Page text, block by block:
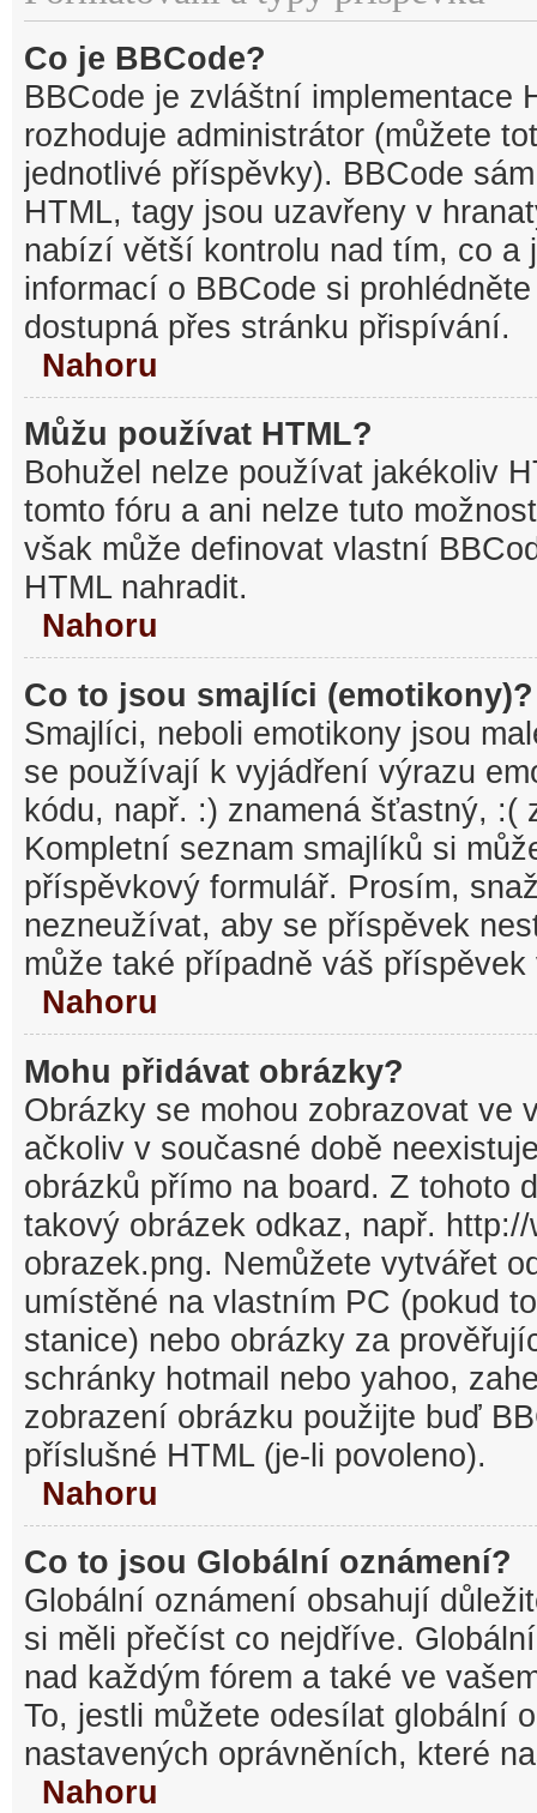
Co je BBCode?
BBCode je zvláštní implementace
rozhoduje administrátor (můžete
jednotlivé příspěvky). BBCode
HTML, tagy jsou uzavřeny v
nabízí větší kontrolu nad tím, co a
informací o BBCode si
dostupná přes stránku přispívání.
Nahoru
Můžu používat HTML?
Bohužel nelze používat jakékoliv
tomto fóru a ani nelze tuto
však může definovat vlastní
HTML nahradit.
Nahoru
Co to jsou smajlíci (emotikony)?
Smajlíci, neboli emotikony jsou
se používají k vyjádření výrazu
kódu, např. :) znamená šťastný, :(
Kompletní seznam smajlíků si
příspěvkový formulář. Prosím,
nezneužívat, aby se příspěvek
může také případně váš
Nahoru
Mohu přidávat obrázky?
Obrázky se mohou zobrazovat ve
ačkoliv v současné době
obrázků přímo na board. Z tohoto
takový obrázek odkaz, např.
obrazek.png. Nemůžete vytvářet
umístěné na vlastním PC (pokud
stanice) nebo obrázky za
schránky hotmail nebo yahoo,
zobrazení obrázku použijte buď
příslušné HTML (je-li povoleno).
Nahoru
Co to jsou Globální oznámení?
Globální oznámení obsahují
si měli přečíst co nejdříve.
nad každým fórem a také ve
To, jestli můžete odesílat globální
nastavených oprávněních, které
Nahoru